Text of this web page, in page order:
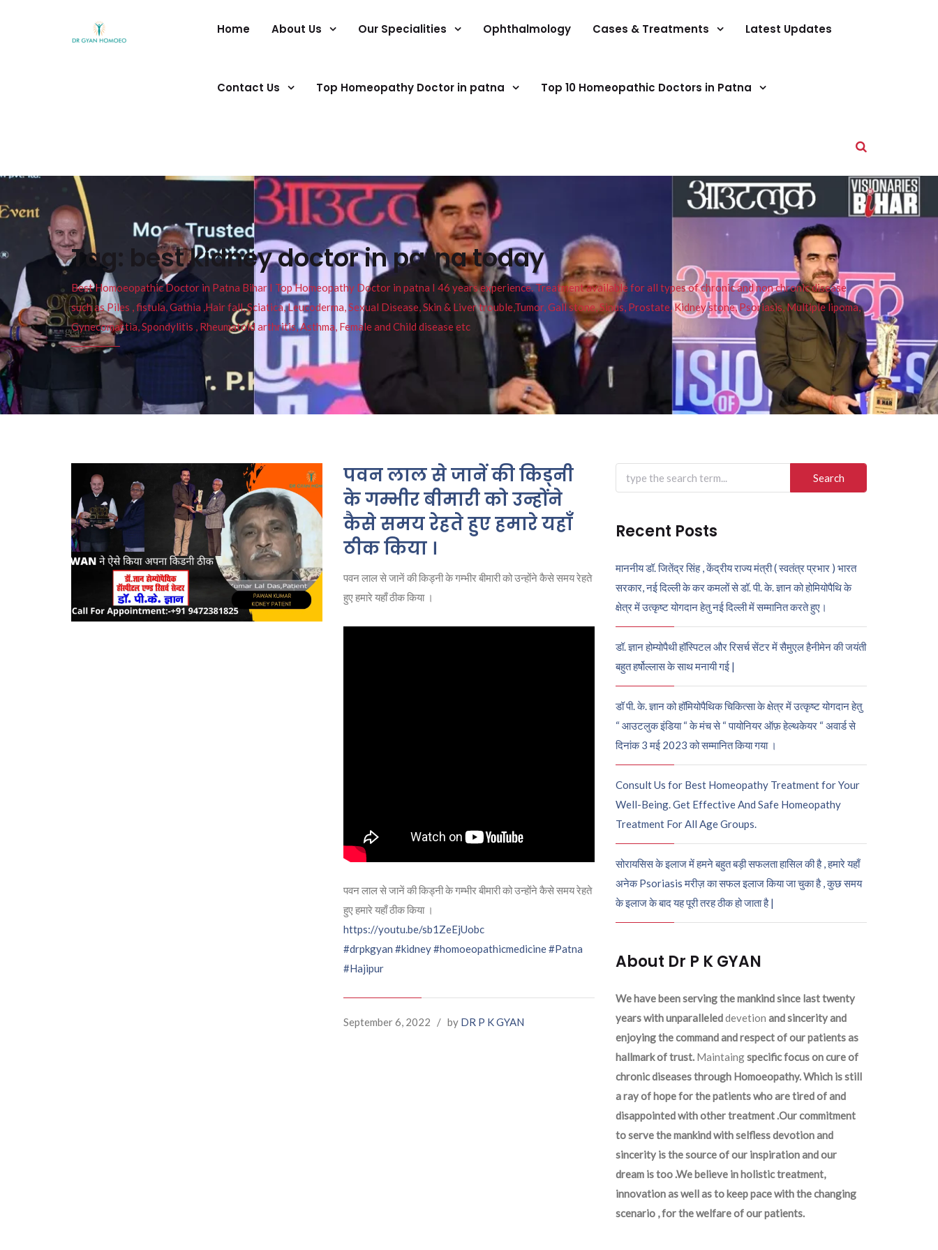
Home About Us Our Specialities Ophthalmology Cases & Treatments Latest Updates
Contact Us Top Homeopathy Doctor in patna Top 10 Homeopathic Doctors in Patna
Tag: best kidney doctor in patna today
Best Homoeopathic Doctor in Patna Bihar I Top Homeopathy Doctor in patna I 46 years experience. Treatment available for all types of chronic and non chronic disease
such as Piles , fistula, Gathia ,Hair fall, Sciatica, Leucoderma, Sexual Disease, Skin & Liver trouble,Tumor, Gall stone, Sinus, Prostate, Kidney stone, Psoriasis, Multiple lipoma,
Gynecomastia, Spondylitis , Rheumatoid arthritis, Asthma, Female and Child disease etc
पवन लाल से जानें की किड्नी
के गम्भीर बीमारी को उन्होंने
कैसे समय रेहते हुए हमारे यहाँ
ठीक किया ।
पवन लाल से जानें की किड्नी के गम्भीर बीमारी को उन्होंने कैसे समय रेहते
हुए हमारे यहाँ ठीक किया ।
पवन लाल से जानें की किड्नी के गम्भीर बीमारी को उन्होंने कैसे समय रेहते
हुए हमारे यहाँ ठीक किया ।
https://youtu.be/sb1ZeEjUobc
#drpkgyan #kidney#homoeopathicmedicine#Patna
#Hajipur
September 6, 2022 / by DR P K GYAN
Search
for:
Recent Posts
माननीय डॉ. जितेंद्र सिंह , केंद्रीय राज्य मंत्री ( स्वतंत्र प्रभार ) भारत
सरकार, नई दिल्ली के कर कमलों से डॉ. पी. के. ज्ञान को होमियोपैथि के
क्षेत्र में उत्कृष्ट योगदान हेतु नई दिल्ली में सम्मानित करते हुए।
डॉ. ज्ञान होम्योपैथी हॉस्पिटल और रिसर्च सेंटर में सैमुएल हैनीमेन की जयंती
बहुत हर्षोल्लास के साथ मनायी गई |
डॉ पी. के. ज्ञान को हॉमियोपैथिक चिकित्सा के क्षेत्र में उत्कृष्ट योगदान हेतु
“ आउटलुक इंडिया “ के मंच से “ पायोनियर ऑफ़ हेल्थकेयर “ अवार्ड से
दिनांक 3 मई 2023 को सम्मानित किया गया ।
Consult Us for Best Homeopathy Treatment for Your
Well-Being. Get Effective And Safe Homeopathy
Treatment For All Age Groups.
सोरायसिस के इलाज में हमने बहुत बड़ी सफलता हासिल की है , हमारे यहाँ
अनेक Psoriasis मरीज़ का सफल इलाज किया जा चुका है , कुछ समय
के इलाज के बाद यह पूरी तरह ठीक हो जाता है |
About Dr P K GYAN
We have been serving the mankind since last twenty
years with unparalleleddevetion and sincerity and
enjoying the command and respect of our patients as
hallmark of trust. Maintaingspecific focus on cure of
chronic diseases through Homoeopathy. Which is still
a ray of hope for the patients who are tired of and
disappointed with other treatment .Our commitment
to serve the mankind with selfless devotion and
sincerity is the source of our inspiration and our
dream is too .We believe in holistic treatment,
innovation as well as to keep pace with the changing
scenario , for the welfare of our patients.